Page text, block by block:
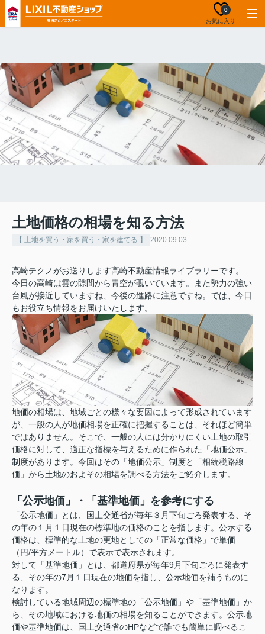
お気に入り
0
土地価格の相場を知る方法
【 土地を買う・家を買う・家を建てる 】 2020.09.03
高崎テクノがお送りします高崎不動産情報ライブラリーです。
今日の高崎は雲の隙間から青空が覗いています。
また勢力の強い
台風が接近していますね、今後の進路に注意ですね。 では、今日
もお役立ち情報をお届けいたします。
地価の相場は、地域ごとの様々な要因によって形成されています
が、一般の人が地価相場を正確に把握することは、それほど簡単
ではありません。そこで、一般の人には分かりにくい土地の取引
価格に対して、適正な指標を与えるために作られた「地価公示」
制度があります。今回はその「地価公示」制度と「相続税路線
価」から土地のおよその相場を調べる方法をご紹介します。
「公示地価」・「基準地価」を参考にする
「公示地価」とは、国土交通省が毎年３月下旬ごろ発表する、そ
の年の１月１日現在の標準地の価格のことを指します。公示する
価格は、標準的な土地の更地としての「正常な価格」で単価
（円/平方メートル）で表示で表示されます。
対して「基準地価」とは、都道府県が毎年9月下旬ごろに発表す
る、その年の7月１日現在の地価を指し、公示地価を補うものに
なります。
検討している地域周辺の標準地の「公示地価」や「基準地価」か
ら、その地域における地価の相場を知ることができます。公示地
価や基準地価は、国土交通省のHPなどで誰でも簡単に調べるこ